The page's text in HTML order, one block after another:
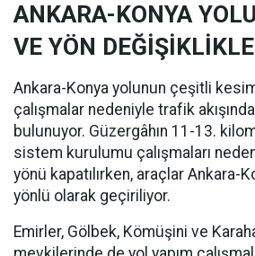
ANKARA-KONYA
VE YÖN
Ankara-Konya yolunun çeşitli
çalışmalar nedeniyle trafik
bulunuyor. Güzergâhın 11-13.
sistem kurulumu çalışmaları
yönü kapatılırken, araçlar Ankara-
yönlü olarak geçiriliyor.
Emirler, Gölbek, Kömüşini ve